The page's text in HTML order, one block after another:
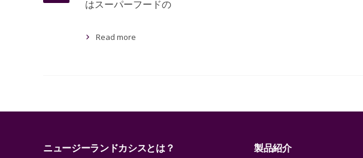
はスーパーフードの
Read more
ニュージーランドカシスとは？ 製品紹介